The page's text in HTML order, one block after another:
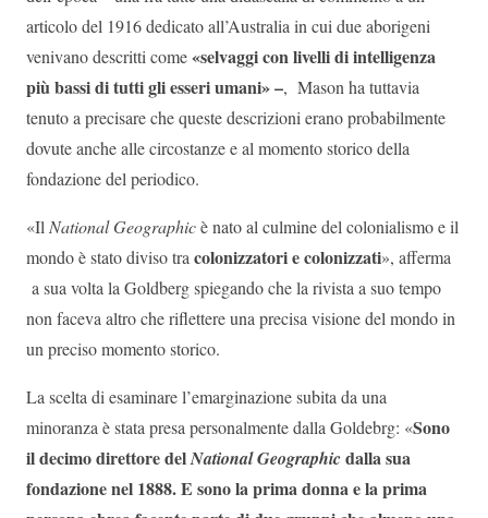
articolo del 1916 dedicato all’Australia in cui due aborigeni
venivano descritti come«selvaggi con livelli di intelligenza
più bassi di tutti gli esseri umani»–, Mason ha tuttavia
tenuto a precisare che queste descrizioni erano probabilmente
dovute anche alle circostanze e al momento storico della
fondazione del periodico.
«Il National Geographicè nato al culmine del colonialismo e il
mondo è stato diviso tra colonizzatori e colonizzati», afferma
a sua volta la Goldberg spiegando che la rivista a suo tempo
non faceva altro che riflettere una precisa visione del mondo in
un preciso momento storico.
La scelta di esaminare l’emarginazione subita da una
minoranza è stata presa personalmente dalla Goldebrg: «Sono
il decimo direttore delNational Geographicdalla sua
fondazione nel 1888. E sono la prima donna e la prima